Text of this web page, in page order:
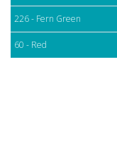
226 - Fern Green
60 - Red